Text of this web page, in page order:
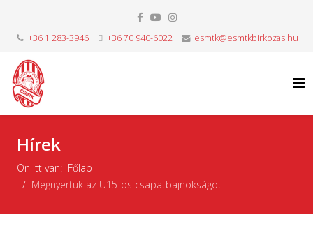
+36 1 283-3946 +36 70 940-6022 esmtk@esmtkbirkozas.hu
Hírek
Ön itt van: Főlap
Megnyertük az U15-ös csapatbajnokságot